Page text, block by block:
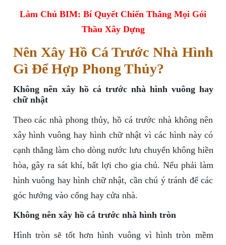
Làm Chủ BIM: Bí Quyết Chiến Thắng Mọi Gói
Thầu Xây Dựng
Nên Xây Hồ Cá Trước Nhà Hình
Gì Để Hợp Phong Thủy?
Không nên xây hồ cá trước nhà hình vuông hay
chữ nhật
Theo các nhà phong thủy, hồ cá trước nhà không nên
xây hình vuông hay hình chữ nhật vì các hình này có
cạnh thẳng làm cho dòng nước lưu chuyển không hiền
hòa, gây ra sát khí, bất lợi cho gia chủ. Nếu phải làm
hình vuông hay hình chữ nhật, cần chú ý tránh để các
góc hướng vào cổng hay cửa nhà.
Không nên xây hồ cá trước nhà hình tròn
Hình tròn sẽ tốt hơn hình vuông vì hình tròn mềm